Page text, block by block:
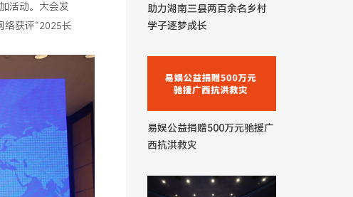
活动。大会发
络获评“2025长
助力湖南三县两百余名乡村
学子逐梦成长
易娱公益捐赠500万元驰援广
西抗洪救灾